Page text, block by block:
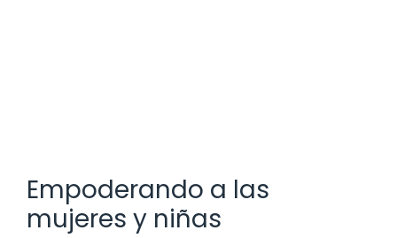
Empoderando a las
mujeres y niñas